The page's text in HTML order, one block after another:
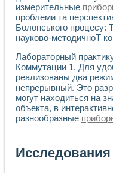
измерительные
проблеми та
Болонського
науково-методичноТ
Лабораторный
Коммутации 1. Для
реализованы два
непрерывный. Это
могут находиться на
объекта, в
разнообразные
Исследования